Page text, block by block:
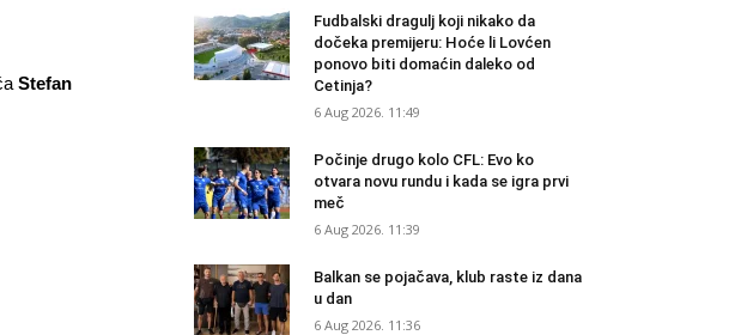
Stefan
Fudbalski dragulj koji nikako da
dočeka premijeru: Hoće li Lovćen
ponovo biti domaćin daleko od
Cetinja?
6 Aug 2026. 11:49
Počinje drugo kolo CFL: Evo ko
otvara novu rundu i kada se igra prvi
meč
6 Aug 2026. 11:39
Balkan se pojačava, klub raste iz dana
u dan
6 Aug 2026. 11:36